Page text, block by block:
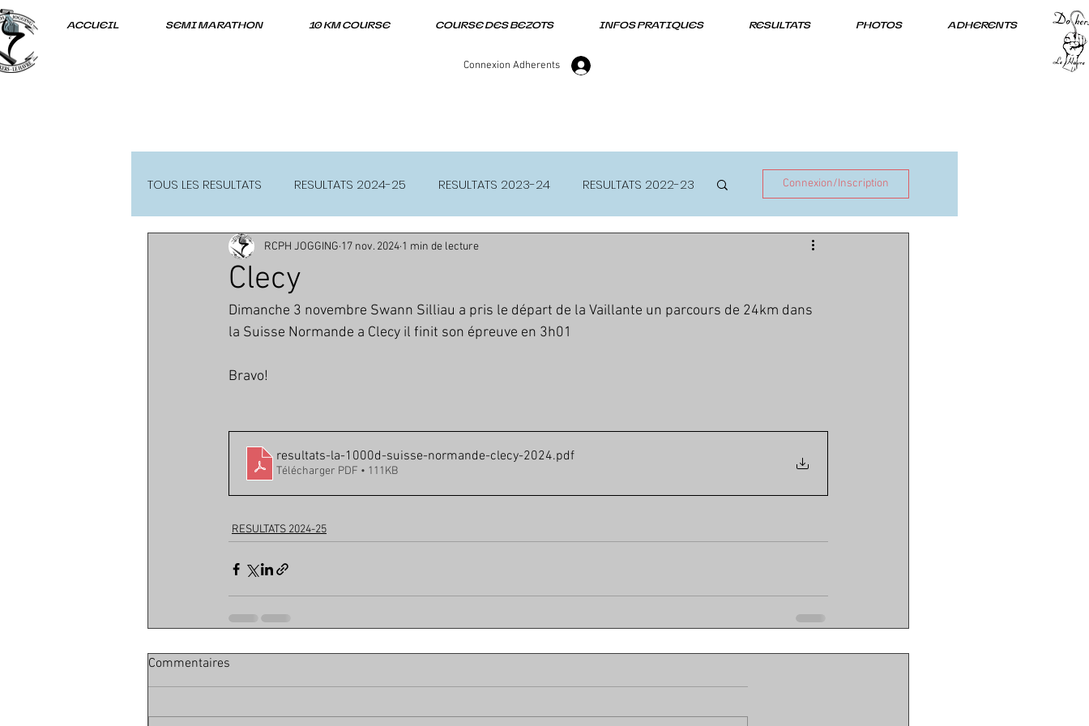
ACCUEIL SEMI MARATHON 10 KM COURSE COURSE DES BEZOTS INFOS PRATIQUES RESULTATS PHOTOS ADHERENTS
Connexion Adherents
TOUS LES RESULTATS RESULTATS 2024-25 RESULTATS 2023-24 RESULTATS 2022-23
RESULTATS 2021-22
Connexion/Inscription
Clecy
RCPH JOGGING 17 nov. 2024 1 min de lecture
Dimanche 3 novembre Swann Silliau a pris le départ de la Vaillante un parcours de 24km dans
la Suisse Normande a Clecy il finit son épreuve en 3h01
Bravo!
resultats-la-1000d-suisse-normande-clecy-2024.pdf
Télécharger PDF • 111KB
RESULTATS 2024-25
Commentaires